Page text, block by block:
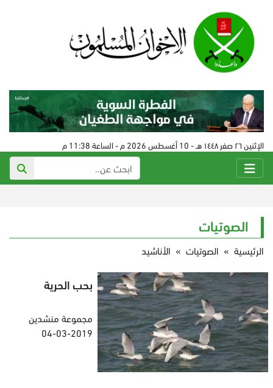
الإثنين ٢٦ صفر ١٤٤٨ هـ - 10 أغسطس 2026 م - الساعة 11:38 م
الصوتيات
الرئيسية » الصوتيات » الأناشيد
بحب الحرية
مجموعة منشدين
04-03-2019